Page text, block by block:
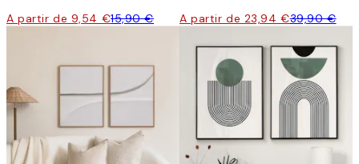
A partir de 9,54 €15,90 € A partir de 23,94 €39,90 €